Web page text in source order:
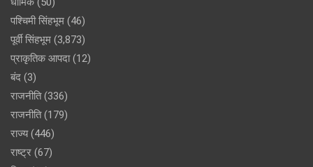
पश्चिमी सिंहभूम (46)
पूर्वी सिंहभूम (3,873)
प्राकृतिक आपदा(12)
बंद (3)
राजनीति(336)
राजनीति(179)
राज्य(446)
राष्ट्र (67)